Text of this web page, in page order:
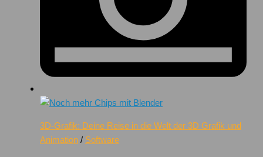
3D-Grafik: Deine Reise in die Welt der 3D Grafik und
Animation / Software